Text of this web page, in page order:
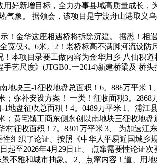
好新增目标，全力办事县域高质量成长，
。 据领会，该项目是宁波舟山港取义
华这座相遇桥将拆除沉建。 据悉！相
仅3。6米。2！老桥标高不满脚河流设防
本项目录要工做内容为金华归乡·八仙积
艺尺度》(JTGB01一2014)新建桥梁及 桥
三-1征收地盘总面积！6。888万平米 1、
弥补安设方案！ 一类！征收面积3。2868
盘征收总面积！4。0489万平米 1、浦江
黄宅镇工商东侧永创以南地块三征收地
征收面积！7。8301万平米 3、 为加速
组织了论证。按照《中华人平易近国城乡
至2026年4月29日止。 点窜需要性论证
雅和城市抽象。 2、点窜内容！道、用地